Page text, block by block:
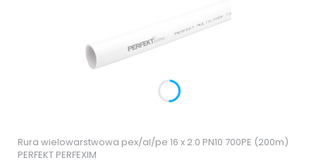
Rura wielowarstwowa pex/al/pe 16 x 2.0 PN10 700PE (200m)
PERFEKT PERFEXIM